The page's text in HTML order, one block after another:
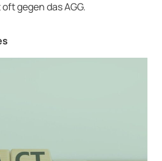
gegen das AGG.